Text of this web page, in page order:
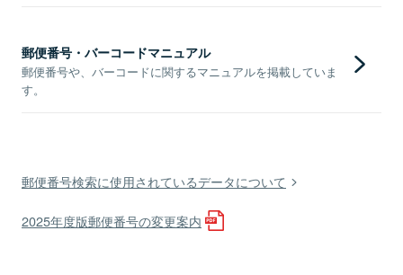
郵便番号・バーコードマニュアル
郵便番号や、バーコードに関するマニュアルを掲載していま
す。
郵便番号検索に使用されているデータについて
2025年度版郵便番号の変更案内